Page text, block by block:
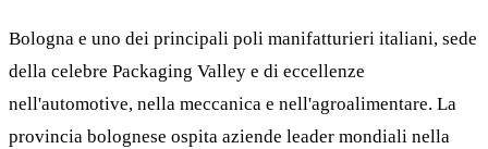
Bologna e uno dei principali poli manifatturieri italiani, sede
della celebre Packaging Valley e di eccellenze
nell'automotive, nella meccanica e nell'agroalimentare. La
provincia bolognese ospita aziende leader mondiali nella